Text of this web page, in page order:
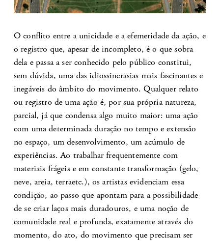
O conflito entre a unicidade e a efemeridade da ação, e
o registro que, apesar de incompleto, é o que sobra
dela e passa a ser conhecido pelo público constitui,
sem dúvida, uma das idiossincrasias mais fascinantes e
inegáveis do âmbito do movimento. Qualquer relato
ou registro de uma ação é, por sua própria natureza,
parcial, já que condensa algo muito maior: uma ação
com uma determinada duração no tempo e extensão
no espaço, um desenvolvimento, um acúmulo de
experiências. Ao trabalhar frequentemente com
materiais frágeis e em constante transformação (gelo,
neve, areia, terraetc.), os artistas evidenciam essa
condição, ao passo que apontam para a possibilidade
de se criar laços mais duradouros, e uma noção de
comunidade real e profunda, exatamente através do
momento, do ato, do movimento que precisam ser